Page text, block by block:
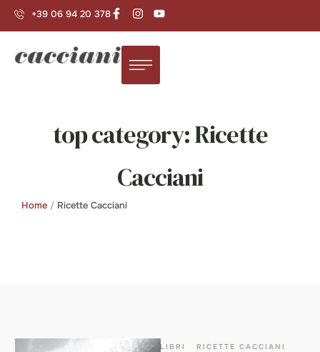
+39 06 94 20 378
top category:Ricette
Cacciani
Home / Ricette Cacciani
LIBRI RICETTE CACCIANI